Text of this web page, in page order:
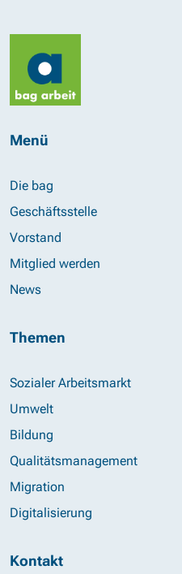
Menü
Die bag
Geschäftsstelle
Vorstand
Mitglied werden
News
Themen
Sozialer Arbeitsmarkt
Umwelt
Bildung
Qualitätsmanagement
Migration
Digitalisierung
Kontakt